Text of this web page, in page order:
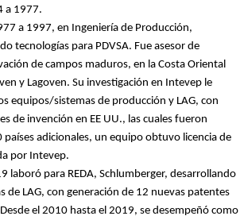
a 1977.
a 1997, en Ingeniería de Producción,
tecnologías para PDVSA. Fue asesor de
de campos maduros, en la Costa Oriental
y Lagoven. Su investigación en Intevep le
equipos/sistemas de producción y LAG, con
de invención en EE UU., las cuales fueron
países adicionales, un equipo obtuvo licencia de
por Intevep.
laboró para REDA, Schlumberger, desarrollando
de LAG, con generación de 12 nuevas patentes
el 2010 hasta el 2019, se desempeñó como